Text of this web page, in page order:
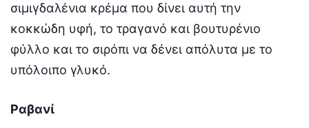
σιμιγδαλένια κρέμα που δίνει αυτή την
κοκκώδη υφή, το τραγανό και βουτυρένιο
φύλλο και το σιρόπι να δένει απόλυτα με το
υπόλοιπο γλυκό.
Ραβανί